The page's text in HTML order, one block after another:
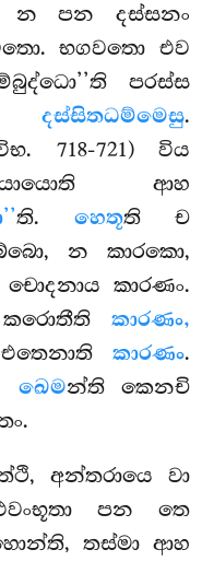
න පන දස්සනං
භගවතො එව
පරස්ස
දස්සිතධම්මෙසු.
718-721) විය
ආහ
ති. හෙතූති ච
න කාරකො,
කාරණං.
කාරණං,
කාරණං.
ඛෙමන්ති කෙනචි
අන්තරායෙ වා
පන තෙ
තස්මා ආහ